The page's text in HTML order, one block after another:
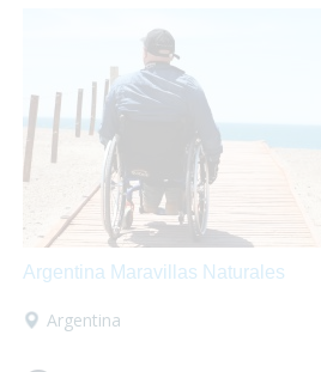
Argentina Maravillas Naturales
Argentina